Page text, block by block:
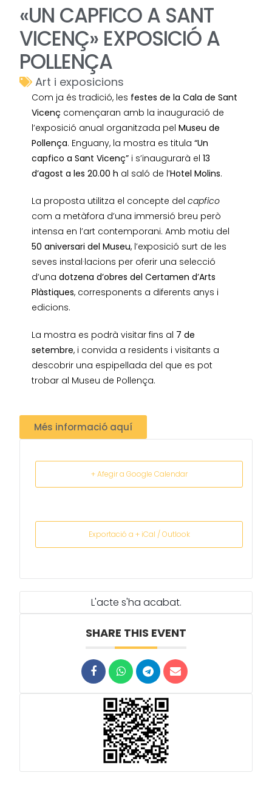
L'acte s'ha acabat.
SHARE THIS EVENT
«UN CAPFICO A SANT
VICENÇ» EXPOSICIÓ A
POLLENÇA
Art i exposicions
Com ja és tradició, les festes de la Cala de Sant
Vicenç començaran amb la inauguració de
l’exposició anual organitzada pelMuseu de
Pollença. Enguany, la mostra es titula“Un
capfico a Sant Vicenç” i s’inaugurarà el13
d’agost a les 20.00 h al saló de l’Hotel Molins.
La proposta utilitza el concepte delcapfico
com a metàfora d’una immersió breu però
intensa en l’art contemporani. Amb motiu del
50 aniversari del Museu, l’exposició surt de les
seves instal·lacions per oferir una selecció
d’unadotzena d’obres del Certamen d’Arts
Plàstiques, corresponents a diferents anys i
edicions.
La mostra es podrà visitar fins al 7 de
setembre, i convida a residents i visitants a
descobrir una espipellada del que es pot
trobar al Museu de Pollença.
Més informació aquí
+ Afegir a Google Calendar
Exportació a + iCal / Outlook